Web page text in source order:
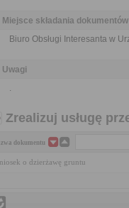
Miejsce składania dokumentów
Biuro Obsługi Interesanta w
Uwagi
.
Zrealizuj usługę
dokumentu
o dzierżawę gruntu